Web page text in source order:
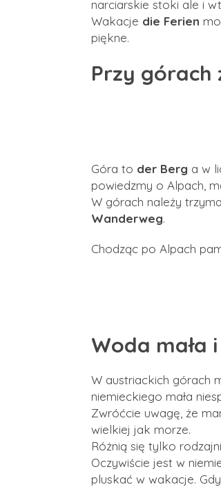
narciarskie stoki ale i
Wakacje die Ferien
piękne.
Przy górach
Góra to der Berg a w
powiedzmy o Alpach,
W górach należy
Wanderweg.
Chodząc po Alpach
Woda mała
W austriackich górach
niemieckiego mała
Zwróćcie uwagę, że
wielkiej jak morze.
Różnią się tylko
Oczywiście jest w
pluskać w wakacje.